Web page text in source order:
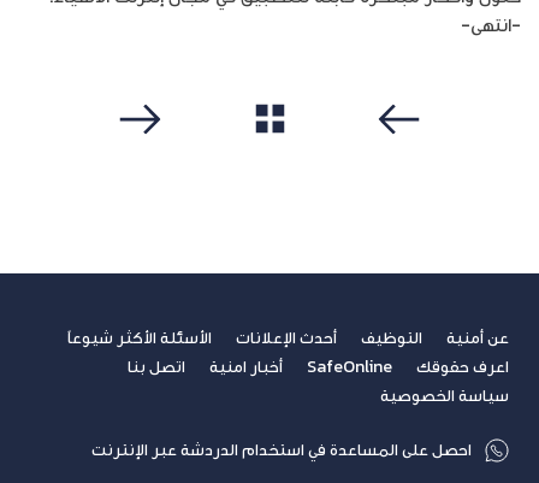
-انتهى-
عن أمنية التوظيف أحدث الإعلانات
الأسئلة الأكثر شيوعاً
اعرف حقوقك
SafeOnline أخبار امنية
اتصل بنا
سياسة الخصوصية
احصل على المساعدة في استخدام الدردشة عبر الإنترنت